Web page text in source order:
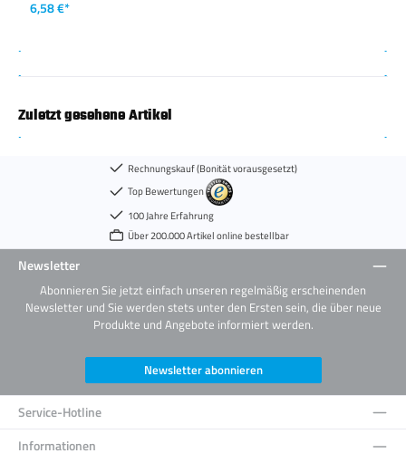
6,58 €*
Zuletzt gesehene Artikel
Rechnungskauf (Bonität vorausgesetzt)
Top Bewertungen
100 Jahre Erfahrung
Über 200.000 Artikel online bestellbar
Newsletter
Abonnieren Sie jetzt einfach unseren regelmäßig erscheinenden
Newsletter und Sie werden stets unter den Ersten sein, die über neue
Produkte und Angebote informiert werden.
Newsletter abonnieren
Service-Hotline
Informationen